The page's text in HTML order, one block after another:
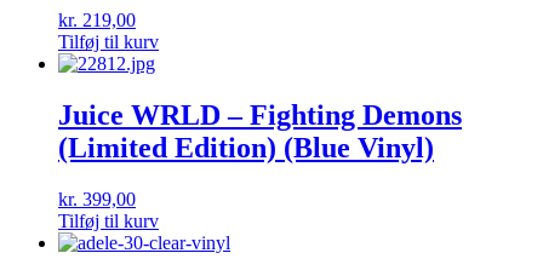
kr. 219,00
Tilføj til kurv
Juice WRLD – Fighting Demons
(Limited Edition) (Blue Vinyl)
kr. 399,00
Tilføj til kurv